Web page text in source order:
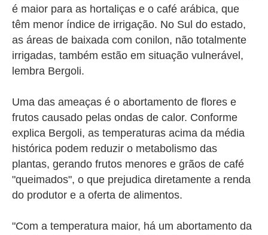
é maior para as hortaliças e o café arábica, que
têm menor índice de irrigação. No Sul do estado,
as áreas de baixada com conilon, não totalmente
irrigadas, também estão em situação vulnerável,
lembra Bergoli.
Uma das ameaças é o abortamento de flores e
frutos causado pelas ondas de calor. Conforme
explica Bergoli, as temperaturas acima da média
histórica podem reduzir o metabolismo das
plantas, gerando frutos menores e grãos de café
"queimados", o que prejudica diretamente a renda
do produtor e a oferta de alimentos.
"Com a temperatura maior, há um abortamento da